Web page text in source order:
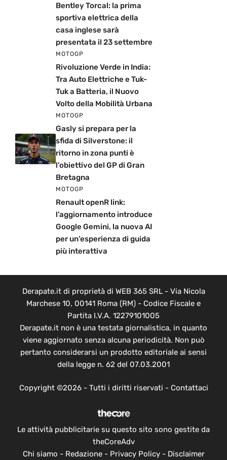
Bentley Torcal: la prima
sportiva elettrica della
casa inglese sarà
presentata il 23 settembre
MOTOGP
Rivoluzione Verde in India:
Tra Auto Elettriche e Tuk-
Tuk a Batteria, il Nuovo
Volto della Mobilità Urbana
MOTOGP
Gasly si prepara per la
sfida di Silverstone: il
ritorno in zona punti è
l’obiettivo del GP di Gran
Bretagna
MOTOGP
Renault openR link:
l’aggiornamento introduce
Google Gemini, la nuova AI
per un’esperienza di guida
più interattiva
Derapate.it di proprietà di WEB 365 SRL - Via Nicola
Marchese 10, 00141 Roma (RM) - Codice Fiscale e
Partita I.V.A. 12279101005
Derapate.it non è una testata giornalistica, in quanto
viene aggiornato senza alcuna periodicità. Non può
pertanto considerarsi un prodotto editoriale ai sensi
della legge n. 62 del 07.03.2001
Copyright ©2026 - Tutti i diritti riservati - Contattaci
Le attività pubblicitarie su questo sito sono gestite da
theCoreAdv
Chi siamo - Redazione- Privacy Policy- Disclaimer